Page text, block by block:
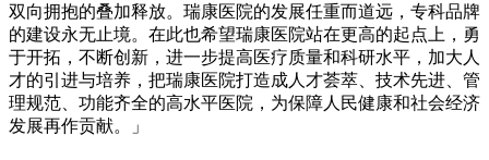
双向拥抱的叠加释放。瑞康医院的发展任重而道远，专科品牌
的建设永无止境。在此也希望瑞康医院站在更高的起点上，勇
于开拓，不断创新，进一步提高医疗质量和科研水平，加大人
才的引进与培养，把瑞康医院打造成人才荟萃、技术先进、管
理规范、功能齐全的高水平医院，为保障人民健康和社会经济
发展再作贡献。」